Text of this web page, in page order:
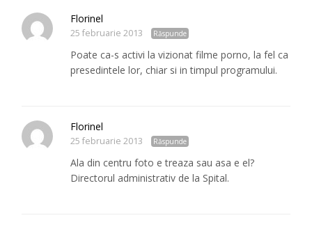
Florinel
25 februarie 2013 Răspunde
Poate ca-s activi la vizionat filme porno, la fel ca
presedintele lor, chiar si in timpul programului.
Florinel
25 februarie 2013 Răspunde
Ala din centru foto e treaza sau asa e el?
Directorul administrativ de la Spital.